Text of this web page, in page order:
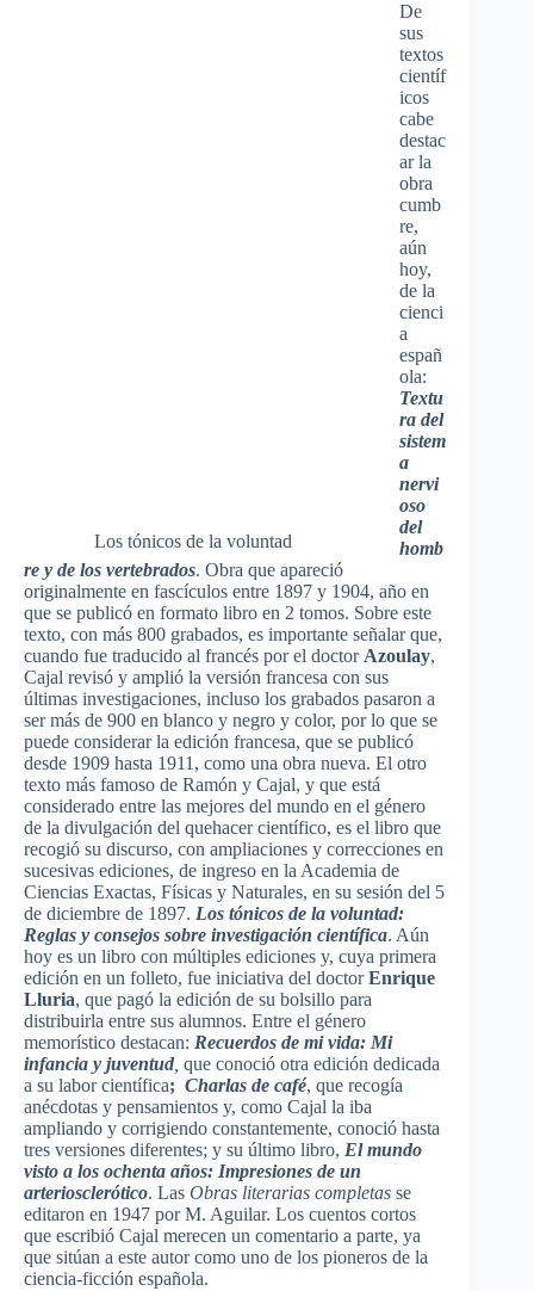
Los tónicos de la voluntad
De
sus
textos
científ
icos
cabe
destac
ar la
obra
cumb
re,
aún
hoy,
de la
cienci
a
españ
ola:
Textu
ra del
sistem
a
nervi
oso
del
homb
re y de los vertebrados. Obra que apareció
originalmente en fascículos entre 1897 y 1904, año en
que se publicó en formato libro en 2 tomos. Sobre este
texto, con más 800 grabados, es importante señalar que,
cuando fue traducido al francés por el doctor Azoulay,
Cajal revisó y amplió la versión francesa con sus
últimas investigaciones, incluso los grabados pasaron a
ser más de 900 en blanco y negro y color, por lo que se
puede considerar la edición francesa, que se publicó
desde 1909 hasta 1911, como una obra nueva. El otro
texto más famoso de Ramón y Cajal, y que está
considerado entre las mejores del mundo en el género
de la divulgación del quehacer científico, es el libro que
recogió su discurso, con ampliaciones y correcciones en
sucesivas ediciones, de ingreso en la Academia de
Ciencias Exactas, Físicas y Naturales, en su sesión del 5
de diciembre de 1897. Los tónicos de la voluntad:
Reglas y consejos sobre investigación científica. Aún
hoy es un libro con múltiples ediciones y, cuya primera
edición en un folleto, fue iniciativa del doctorEnrique
Lluria, que pagó la edición de su bolsillo para
distribuirla entre sus alumnos. Entre el género
memorístico destacan: Recuerdos de mi vida: Mi
infancia y juventud que conoció otra edición dedicada
a su labor científica; Charlas de café, que recogía
anécdotas y pensamientos y, como Cajal la iba
ampliando y corrigiendo constantemente, conoció hasta
tres versiones diferentes; y su último libro, El mundo
visto a los ochenta años: Impresiones de un
arteriosclerótico. Las Obras literarias completas se
editaron en 1947 por M. Aguilar. Los cuentos cortos
que escribió Cajal merecen un comentario a parte, ya
que sitúan a este autor como uno de los pioneros de la
ciencia-ficción española.